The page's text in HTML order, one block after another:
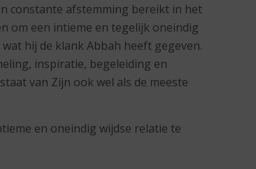
constante afstemming bereikt in het
om een intieme en tegelijk oneindig
hij de klank Abbah heeft gegeven.
inspiratie, begeleiding en
van Zijn ook wel als de meeste
en oneindig wijdse relatie te